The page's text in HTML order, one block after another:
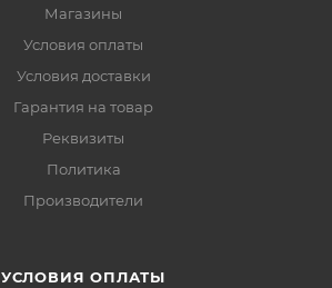
Магазины
Условия оплаты
Условия доставки
Гарантия на товар
Реквизиты
Политика
Производители
УСЛОВИЯ ОПЛАТЫ